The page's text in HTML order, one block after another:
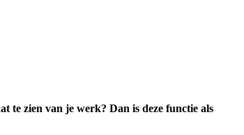
te zien van je werk? Dan is deze functie als